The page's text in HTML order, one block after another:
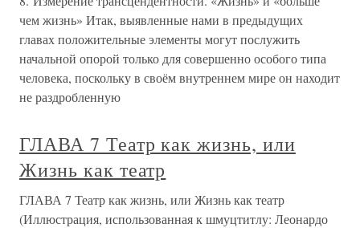
чем жизнь» Итак, выявленные нами в предыдущих
главах положительные элементы могут послужить
начальной опорой только для совершенно особого типа
человека, поскольку в своём внутреннем мире он находит
не раздробленную
ГЛАВА 7 Театр как жизнь, или
Жизнь как театр
ГЛАВА 7 Театр как жизнь, или Жизнь как театр
(Иллюстрация, использованная к шмуцтитлу: Леонардо